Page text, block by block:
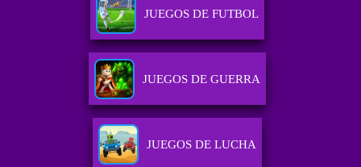
JUEGOS DE FUTBOL
JUEGOS DE GUERRA
JUEGOS DE LUCHA